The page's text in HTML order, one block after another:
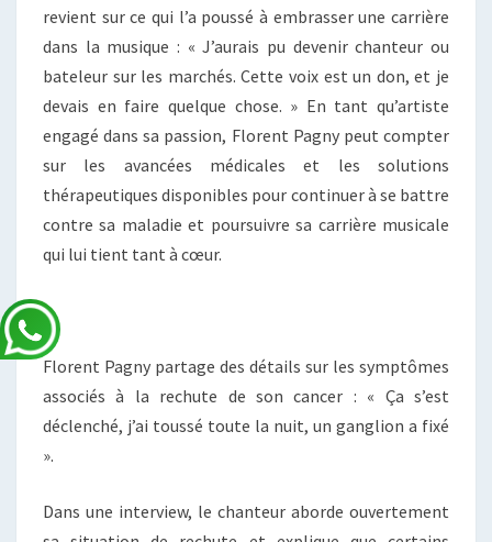
revient sur ce qui l’a poussé à embrasser une carrière
dans la musique : « J’aurais pu devenir chanteur ou
bateleur sur les marchés. Cette voix est un don, et je
devais en faire quelque chose. » En tant qu’artiste
engagé dans sa passion, Florent Pagny peut compter
sur les avancées médicales et les solutions
thérapeutiques disponibles pour continuer à se battre
contre sa maladie et poursuivre sa carrière musicale
qui lui tient tant à cœur.
Florent Pagny partage des détails sur les symptômes
associés à la rechute de son cancer : « Ça s’est
déclenché, j’ai toussé toute la nuit, un ganglion a fixé
».
Dans une interview, le chanteur aborde ouvertement